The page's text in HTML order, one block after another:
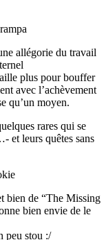
allégorie du travail
plus pour bouffer
avec l’achèvement
qu’un moyen.
rares qui se
et leurs quêtes sans
bien de “The Missing
bien envie de le
peu stou :/